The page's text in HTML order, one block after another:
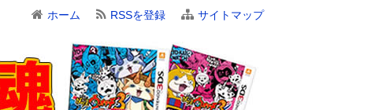
ホーム RSSを登録 サイトマップ